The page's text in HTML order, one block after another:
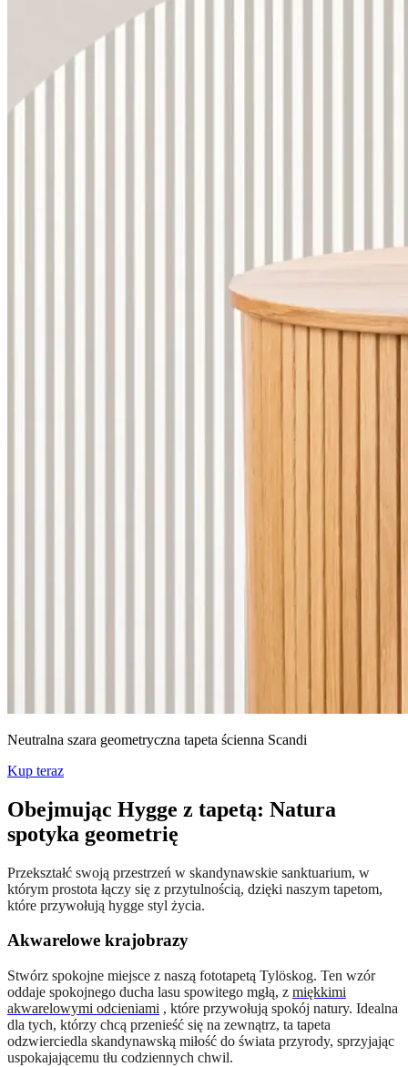
Neutralna szara geometryczna tapeta ścienna Scandi
Kup teraz
Obejmując Hygge z tapetą: Natura
spotyka geometrię
Przekształć swoją przestrzeń w skandynawskie sanktuarium, w
którym prostota łączy się z przytulnością, dzięki naszym tapetom,
które przywołują hygge styl życia.
Akwarelowe krajobrazy
Stwórz spokojne miejsce z naszą fototapetą Tylöskog. Ten wzór
oddaje spokojnego ducha lasu spowitego mgłą, z miękkimi
akwarelowymi odcieniami , które przywołują spokój natury. Idealna
dla tych, którzy chcą przenieść się na zewnątrz, ta tapeta
odzwierciedla skandynawską miłość do świata przyrody, sprzyjając
uspokajającemu tłu codziennych chwil.